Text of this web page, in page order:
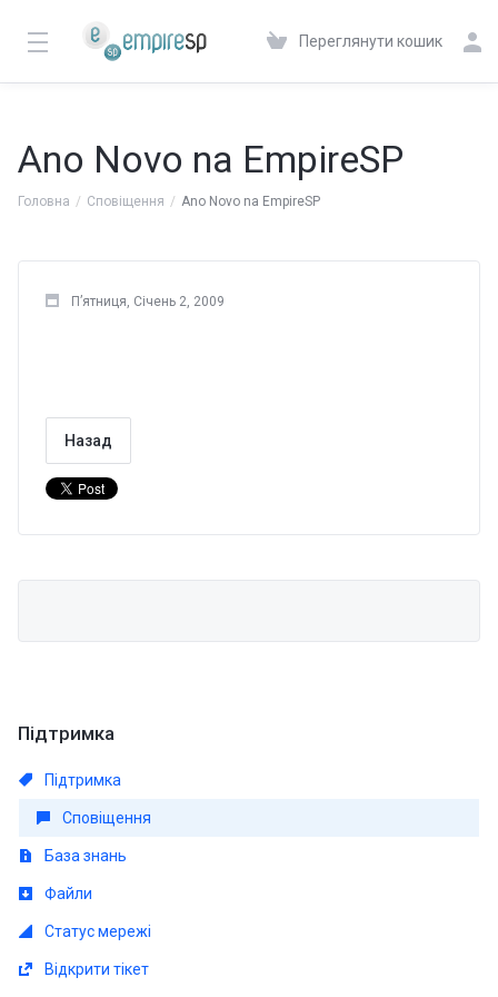
Переглянути кошик
Ano Novo na EmpireSP
Головна Сповіщення Ano Novo na EmpireSP
П’ятниця, Січень 2, 2009
Назад
Підтримка
Підтримка
Сповіщення
База знань
Файли
Статус мережі
Відкрити тікет